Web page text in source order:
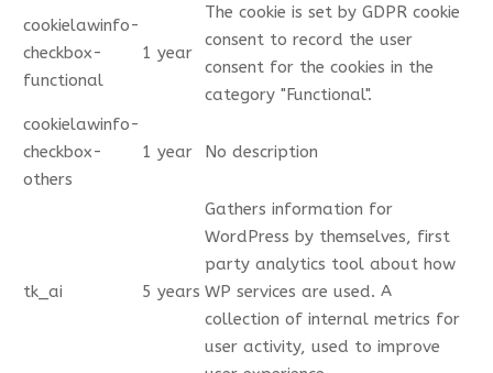
cookielawinfo-
checkbox-
functional
1 year
The cookie is set by GDPR cookie
consent to record the user
consent for the cookies in the
category "Functional".
cookielawinfo-
checkbox-
others
1 year No description
tk_ai 5 years
Gathers information for
WordPress by themselves, first
party analytics tool about how
WP services are used. A
collection of internal metrics for
user activity, used to improve